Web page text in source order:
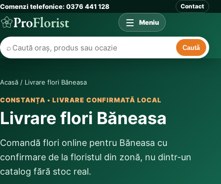
Comenzi telefonice: 0376 441 128 Contact
⌕ Caută
Meniu
Acasă / Livrare flori Băneasa
CONSTANȚA • LIVRARE CONFIRMATĂ LOCAL
Livrare flori Băneasa
Comandă flori online pentru Băneasa cu
confirmare de la floristul din zonă, nu dintr-un
catalog fără stoc real.